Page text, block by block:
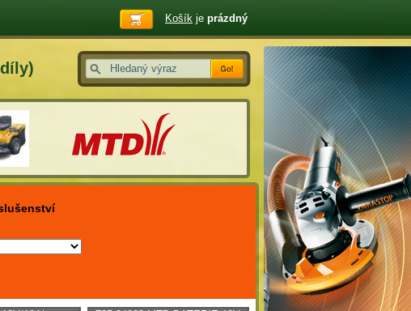
Košík je prázdný